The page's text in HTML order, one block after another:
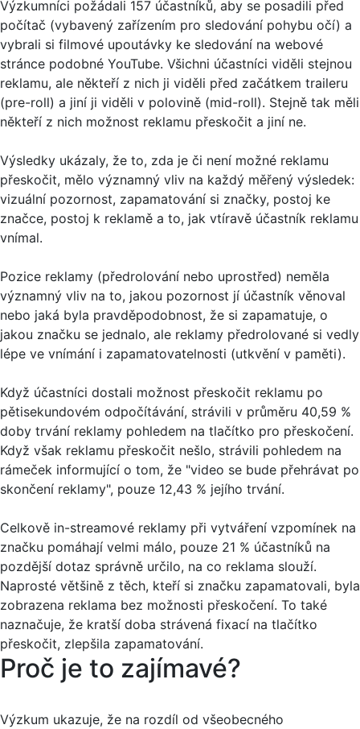
Výzkumníci požádali 157 účastníků, aby se posadili před
počítač (vybavený zařízením pro sledování pohybu očí) a
vybrali si filmové upoutávky ke sledování na webové
stránce podobné YouTube. Všichni účastníci viděli stejnou
reklamu, ale někteří z nich ji viděli před začátkem traileru
(pre-roll) a jiní ji viděli v polovině (mid-roll). Stejně tak měli
někteří z nich možnost reklamu přeskočit a jiní ne.
Výsledky ukázaly, že to, zda je či není možné reklamu
přeskočit, mělo významný vliv na každý měřený výsledek:
vizuální pozornost, zapamatování si značky, postoj ke
značce, postoj k reklamě a to, jak vtíravě účastník reklamu
vnímal.
Pozice reklamy (předrolování nebo uprostřed) neměla
významný vliv na to, jakou pozornost jí účastník věnoval
nebo jaká byla pravděpodobnost, že si zapamatuje, o
jakou značku se jednalo, ale reklamy předrolované si vedly
lépe ve vnímání i zapamatovatelnosti (utkvění v paměti).
Když účastníci dostali možnost přeskočit reklamu po
pětisekundovém odpočítávání, strávili v průměru 40,59 %
doby trvání reklamy pohledem na tlačítko pro přeskočení.
Když však reklamu přeskočit nešlo, strávili pohledem na
rámeček informující o tom, že "video se bude přehrávat po
skončení reklamy", pouze 12,43 % jejího trvání.
Celkově in-streamové reklamy při vytváření vzpomínek na
značku pomáhají velmi málo, pouze 21 % účastníků na
pozdější dotaz správně určilo, na co reklama slouží.
Naprosté většině z těch, kteří si značku zapamatovali, byla
zobrazena reklama bez možnosti přeskočení. To také
naznačuje, že kratší doba strávená fixací na tlačítko
přeskočit, zlepšila zapamatování.
Proč je to zajímavé?
Výzkum ukazuje, že na rozdíl od všeobecného